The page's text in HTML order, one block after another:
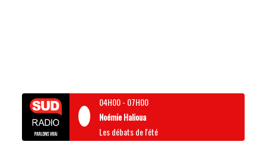
04H00- 07H00
Noémie Halioua
Les débats de l'été